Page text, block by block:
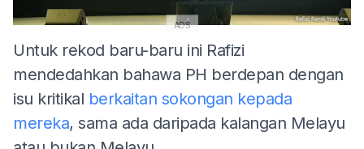
ADS
Untuk rekod baru-baru ini Rafizi
mendedahkan bahawa PH berdepan dengan
isu kritikal berkaitan sokongan kepada
mereka, sama ada daripada kalangan Melayu